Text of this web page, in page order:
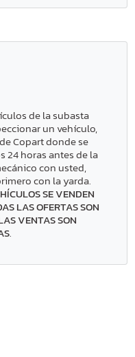
de la subasta
un vehículo,
Copart donde se
24 horas antes de la
con usted,
con la yarda.
SE VENDEN
LAS OFERTAS SON
VENTAS SON
.